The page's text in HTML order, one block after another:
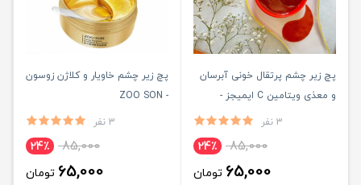
پچ زیر چشم پرتقال خونی آبرسان
و معذی ویتامین C ایمیجز -
3 نفر
85,000 24٪
65,000 تومان
پچ زیر چشم خاویار و کلاژن زوسون
- ZOO SON
3 نفر
85,000 24٪
65,000 تومان